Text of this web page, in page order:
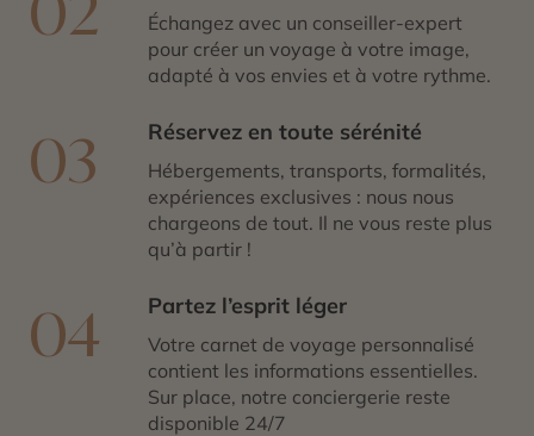
Échangez avec un conseiller-expert
pour créer un voyage à votre image,
adapté à vos envies et à votre rythme.
03 Réservez en toute sérénité
Hébergements, transports, formalités,
expériences exclusives : nous nous
chargeons de tout. Il ne vous reste plus
qu’à partir !
04 Partez l’esprit léger
Votre carnet de voyage personnalisé
contient les informations essentielles.
Sur place, notre conciergerie reste
disponible 24/7